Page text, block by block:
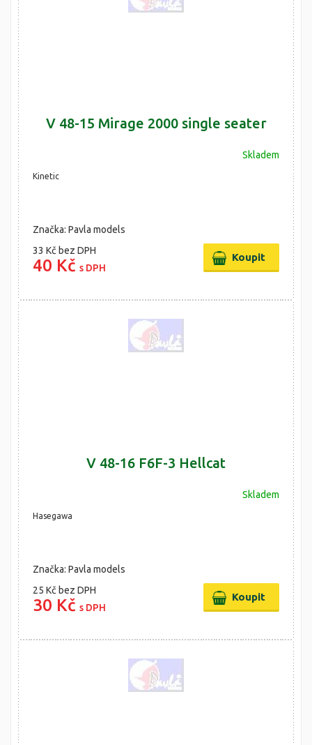
V 48-15 Mirage 2000 single seater
Skladem
Kinetic
Značka: Pavla models
33 Kč bez DPH
40 Kč s DPH
V 48-16 F6F-3 Hellcat
Skladem
Hasegawa
Značka: Pavla models
25 Kč bez DPH
30 Kč s DPH